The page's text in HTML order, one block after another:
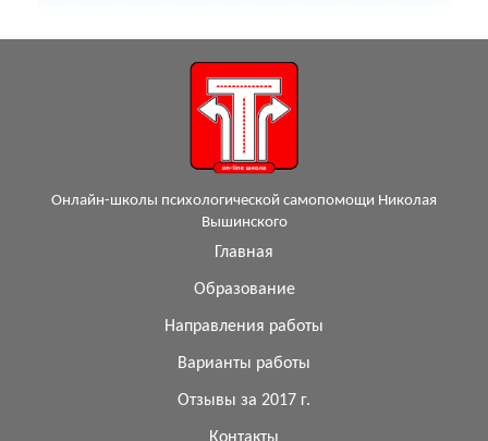
Онлайн-школы психологической самопомощи Николая
Вышинского
Главная
Образование
Направления работы
Варианты работы
Отзывы за 2017 г.